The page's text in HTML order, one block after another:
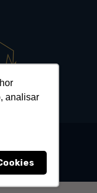
analisar
®